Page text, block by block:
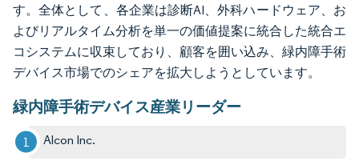
す。全体として、各企業は診断AI、外科ハードウェア、お
よびリアルタイム分析を単一の価値提案に統合した統合エ
コシステムに収束しており、顧客を囲い込み、緑内障手術
デバイス市場でのシェアを拡大しようとしています。
緑内障手術デバイス産業リーダー
Alcon Inc.